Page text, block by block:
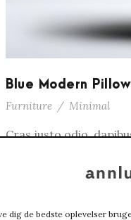
dig de bedste oplevelser
Blue Modern Pillow
Furniture / Minimal
Cras justo odio,
augue. Morbi leo
cursus magna, vel